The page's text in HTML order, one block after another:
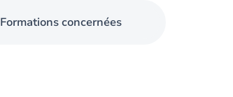
Formations concernées